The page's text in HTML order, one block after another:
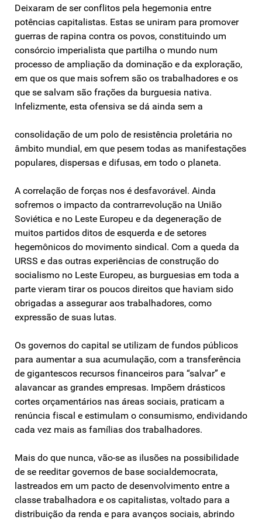
Deixaram de ser conflitos pela hegemonia entre
potências capitalistas. Estas se uniram para promover
guerras de rapina contra os povos, constituindo um
consórcio imperialista que partilha o mundo num
processo de ampliação da dominação e da exploração,
em que os que mais sofrem são os trabalhadores e os
que se salvam são frações da burguesia nativa.
Infelizmente, esta ofensiva se dá ainda sem a
consolidação de um polo de resistência proletária no
âmbito mundial, em que pesem todas as manifestações
populares, dispersas e difusas, em todo o planeta.
A correlação de forças nos é desfavorável. Ainda
sofremos o impacto da contrarrevolução na União
Soviética e no Leste Europeu e da degeneração de
muitos partidos ditos de esquerda e de setores
hegemônicos do movimento sindical. Com a queda da
URSS e das outras experiências de construção do
socialismo no Leste Europeu, as burguesias em toda a
parte vieram tirar os poucos direitos que haviam sido
obrigadas a assegurar aos trabalhadores, como
expressão de suas lutas.
Os governos do capital se utilizam de fundos públicos
para aumentar a sua acumulação, com a transferência
de gigantescos recursos financeiros para “salvar” e
alavancar as grandes empresas. Impõem drásticos
cortes orçamentários nas áreas sociais, praticam a
renúncia fiscal e estimulam o consumismo, endividando
cada vez mais as famílias dos trabalhadores.
Mais do que nunca, vão-se as ilusões na possibilidade
de se reeditar governos de base socialdemocrata,
lastreados em um pacto de desenvolvimento entre a
classe trabalhadora e os capitalistas, voltado para a
distribuição da renda e para avanços sociais, abrindo